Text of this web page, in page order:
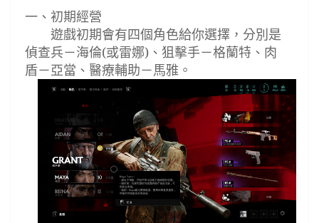
一 、初期經營
遊戲初期會有四個角色給你選擇，分別是
偵查兵－海倫(或雷娜) 、狙擊手－格蘭特、肉
盾－亞當、醫療輔助－馬雅。